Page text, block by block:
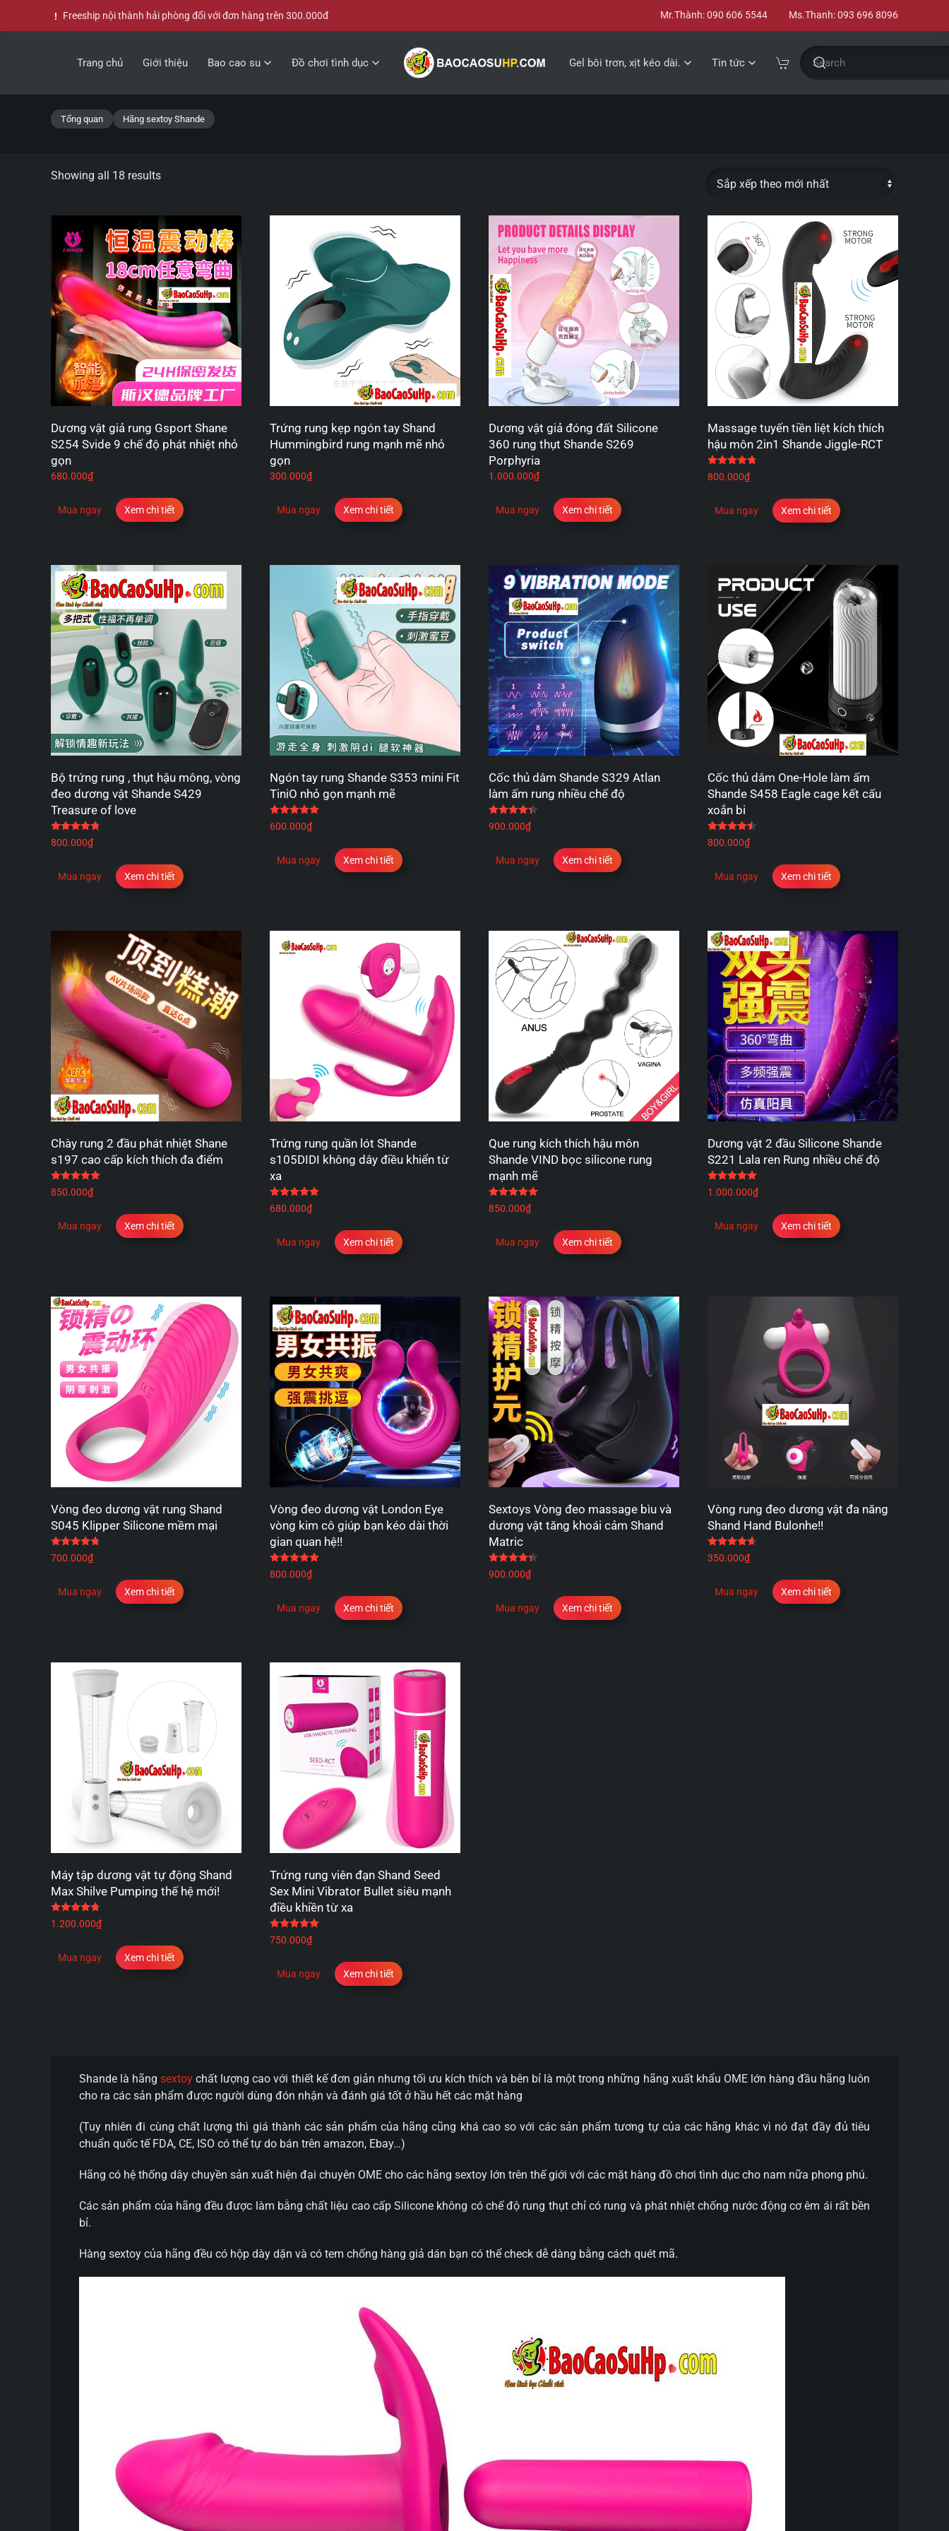
Freeship nội thành hải phòng đối với đơn hàng trên 300.000đ Mr.Thành: 090 606 5544 Ms.Thanh: 093 696 8096
Trang chủ Giới thiệu Bao cao su Đồ chơi tình dục Gel bôi trơn, xịt kéo dài. Tin tức
Tổng quan Hãng sextoy Shande
Showing all 18 results
Dương vật giả rung Gsport Shane
S254 Svide 9 chế độ phát nhiệt nhỏ
gọn
680.000₫
Mua ngay Xem chi tiết
Trứng rung kẹp ngón tay Shand
Hummingbird rung mạnh mẽ nhỏ
gọn
300.000₫
Mua ngay Xem chi tiết
Dương vật giả đóng đất Silicone
360 rung thụt Shande S269
Porphyria
1.000.000₫
Mua ngay Xem chi tiết
Massage tuyến tiền liệt kích thích
hậu môn 2in1 Shande Jiggle-RCT
800.000₫
Mua ngay Xem chi tiết
Bộ trứng rung , thụt hậu mông, vòng
đeo dương vật Shande S429
Treasure of love
800.000₫
Mua ngay Xem chi tiết
Ngón tay rung Shande S353 mini Fit
TiniO nhỏ gọn mạnh mẽ
600.000₫
Mua ngay Xem chi tiết
Cốc thủ dâm Shande S329 Atlan
làm ấm rung nhiều chế độ
900.000₫
Mua ngay Xem chi tiết
Cốc thủ dâm One-Hole làm ấm
Shande S458 Eagle cage kết cấu
xoắn bi
800.000₫
Mua ngay Xem chi tiết
Chày rung 2 đầu phát nhiệt Shane
s197 cao cấp kích thích đa điểm
850.000₫
Mua ngay Xem chi tiết
Trứng rung quần lót Shande
s105DIDI không dây điều khiển từ
xa
680.000₫
Mua ngay Xem chi tiết
Que rung kích thích hậu môn
Shande VIND bọc silicone rung
mạnh mẽ
850.000₫
Mua ngay Xem chi tiết
Dương vật 2 đầu Silicone Shande
S221 Lala ren Rung nhiều chế độ
1.000.000₫
Mua ngay Xem chi tiết
Vòng đeo dương vật rung Shand
S045 Klipper Silicone mềm mại
700.000₫
Mua ngay Xem chi tiết
Vòng đeo dương vật London Eye
vòng kim cô giúp bạn kéo dài thời
gian quan hệ!!
800.000₫
Mua ngay Xem chi tiết
Sextoys Vòng đeo massage bìu và
dương vật tăng khoái cảm Shand
Matric
900.000₫
Mua ngay Xem chi tiết
Vòng rung đeo dương vật đa năng
Shand Hand Bulonhe!!
350.000₫
Mua ngay Xem chi tiết
Máy tập dương vật tự động Shand
Max Shilve Pumping thế hệ mới!
1.200.000₫
Mua ngay Xem chi tiết
Trứng rung viên đạn Shand Seed
Sex Mini Vibrator Bullet siêu mạnh
điều khiền từ xa
750.000₫
Mua ngay Xem chi tiết
Shande là hãngsextoy chất lượng cao với thiết kế đơn giản nhưng tối ưu kích thích và bên bỉ là một trong những hãng xuất khẩu OME lớn hàng đầu hãng luôn
cho ra các sản phẩm được người dùng đón nhận và đánh giá tốt ở hầu hết các mặt hàng
(Tuy nhiên đi cùng chất lượng thì giá thành các sản phẩm của hãng cũng khá cao so với các sản phẩm tương tự của các hãng khác vì nó đạt đầy đủ tiêu
chuẩn quốc tế FDA, CE, ISO có thể tự do bán trên amazon, Ebay…)
Hãng có hệ thống dây chuyền sản xuất hiện đại chuyên OME cho các hãng sextoy lớn trên thế giới với các mặt hàng đồ chơi tình dục cho nam nữa phong phú.
Các sản phẩm của hãng đều được làm bằng chất liệu cao cấp Silicone không có chế độ rung thụt chỉ có rung và phát nhiệt chống nước động cơ êm ái rất bền
bỉ.
Hàng sextoy của hãng đều có hộp dày dặn và có tem chống hàng giả dán bạn có thể check dễ dàng bằng cách quét mã.